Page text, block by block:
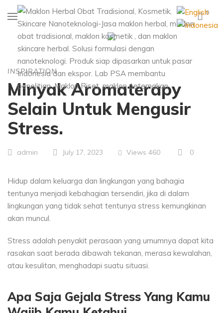
0
INSPIRATION
Minyak Aromaterapy
Selain Untuk Mengusir
Stress.
admin July 17, 2023 Views 460 0
Hidup dalam keluarga dan lingkungan yang bahagia
tentunya menjadi kebahagian tersendiri, jika di dalam
lingkungan yang tidak sehat tentunya stress kemungkinan
akan muncul.
Stress adalah penyakit perasaan yang umumnya dapat kita
rasakan saat berada dibawah tekanan, merasa kewalahan,
atau kesulitan, menghadapi suatu situasi.
Apa Saja Gejala Stress Yang Kamu